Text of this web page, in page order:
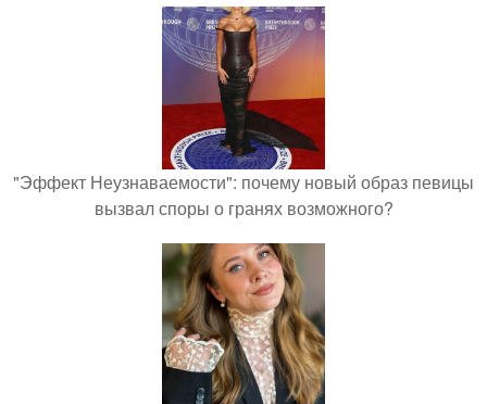
"Эффект Неузнаваемости": почему новый образ певицы
вызвал споры о гранях возможного?